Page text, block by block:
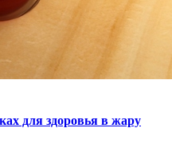
для здоровья в жару